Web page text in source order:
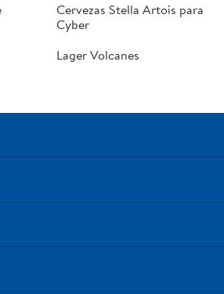
Cervezas Stella Artois para
Cyber
Lager Volcanes